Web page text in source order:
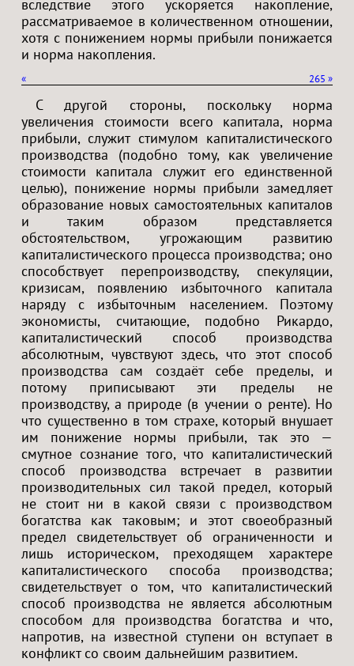
вследствие этого ускоряется накопление,
рассматриваемое в количественном отношении,
хотя с понижением нормы прибыли понижается
и норма накопления.
« »
265
С другой стороны, поскольку норма
увеличения стоимости всего капитала, норма
прибыли, служит стимулом капиталистического
производства (подобно тому, как увеличение
стоимости капитала служит его единственной
целью), понижение нормы прибыли замедляет
образование новых самостоятельных капиталов
и таким образом представляется
обстоятельством, угрожающим развитию
капиталистического процесса производства; оно
способствует перепроизводству, спекуляции,
кризисам, появлению избыточного капитала
наряду с избыточным населением. Поэтому
экономисты, считающие, подобно Рикардо,
капиталистический способ производства
абсолютным, чувствуют здесь, что этот способ
производства сам создаёт себе пределы, и
потому приписывают эти пределы не
производству, а природе (в учении о ренте). Но
что существенно в том страхе, который внушает
им понижение нормы прибыли, так это —
смутное сознание того, что капиталистический
способ производства встречает в развитии
производительных сил такой предел, который
не стоит ни в какой связи с производством
богатства как таковым; и этот своеобразный
предел свидетельствует об ограниченности и
лишь историческом, преходящем характере
капиталистического способа производства;
свидетельствует о том, что капиталистический
способ производства не является абсолютным
способом для производства богатства и что,
напротив, на известной ступени он вступает в
конфликт со своим дальнейшим развитием.